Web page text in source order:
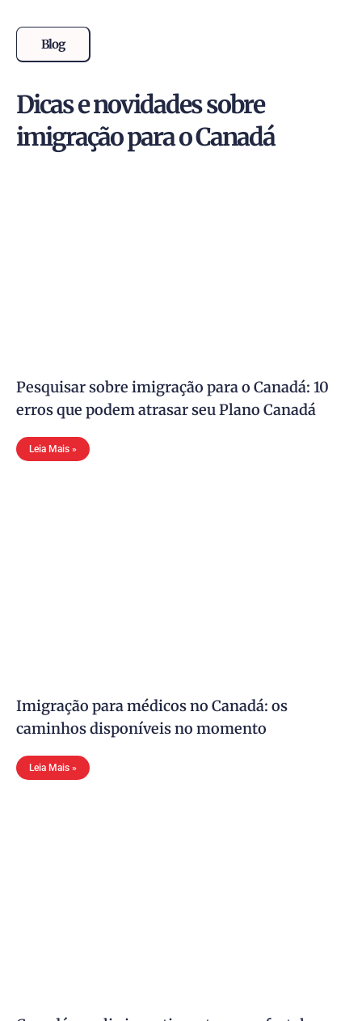
Blog
Dicas e novidades sobre
imigração para o Canadá
Pesquisar sobre imigração para o Canadá: 10
erros que podem atrasar seu Plano Canadá
Leia Mais »
Imigração para médicos no Canadá: os
caminhos disponíveis no momento
Leia Mais »